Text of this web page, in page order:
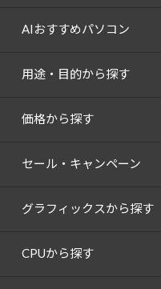
AIおすすめパソコン
用途・目的から探す
価格から探す
セール・キャンペーン
グラフィックスから探す
CPUから探す